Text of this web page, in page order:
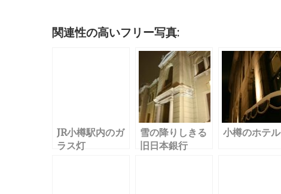
o n
関連性の高いフリー写真:
JR小樽駅内のガ
ラス灯
雪の降りしきる
旧日本銀行
小樽のホテル